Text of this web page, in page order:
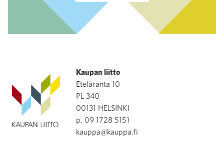
Kaupan liitto
Eteläranta 10
PL 340
00131 HELSINKI
p. 09 1728 5151
kauppa@kauppa.fi